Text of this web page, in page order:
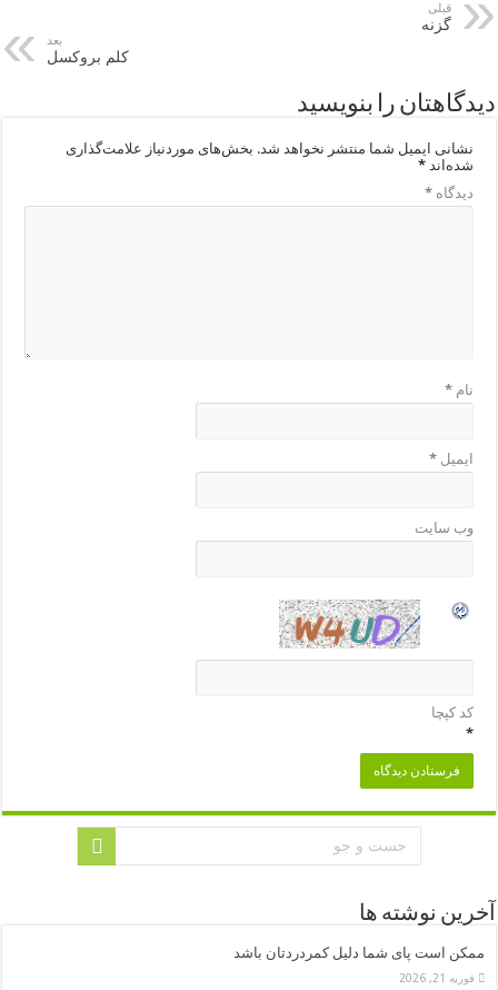
قبلی
گزنه
بعد
کلم بروکسل
دیدگاهتان را بنویسید
نشانی ایمیل شما منتشر نخواهد شد. بخش‌های موردنیاز علامت‌گذاری
شده‌اند*
دیدگاه*
نام*
ایمیل*
وب‌ سایت
کد کپچا
*
آخرین نوشته ها
ممکن است پای شما دلیل کمردردتان باشد
فوریه 21, 2026